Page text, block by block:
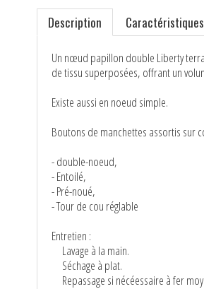
Description Caractéristiques
Un nœud papillon double Liberty
de tissu superposées, offrant un
Existe aussi en noeud simple.
Boutons de manchettes assortis sur
- double-noeud,
- Entoilé,
- Pré-noué,
- Tour de cou réglable
Entretien :
Lavage à la main.
Séchage à plat.
Repassage si nécéessaire à fer